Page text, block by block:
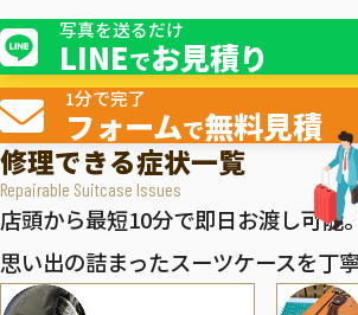
写真を送るだけ
LINEでお見積り
1分で完了
フォームで無料見積
修理できる症状一覧
Repairable Suitcase Issues
店頭から最短10分で即日お渡し可能
思い出の詰まったスーツケースを丁寧